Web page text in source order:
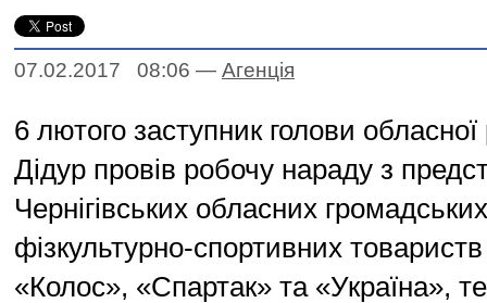
07.02.2017 08:06 — Агенцiя
6 лютого заступник голови
Дідур провів робочу нараду з
Чернігівських обласних
фізкультурно-спортивних
«Колос», «Спартак» та «Україна»,